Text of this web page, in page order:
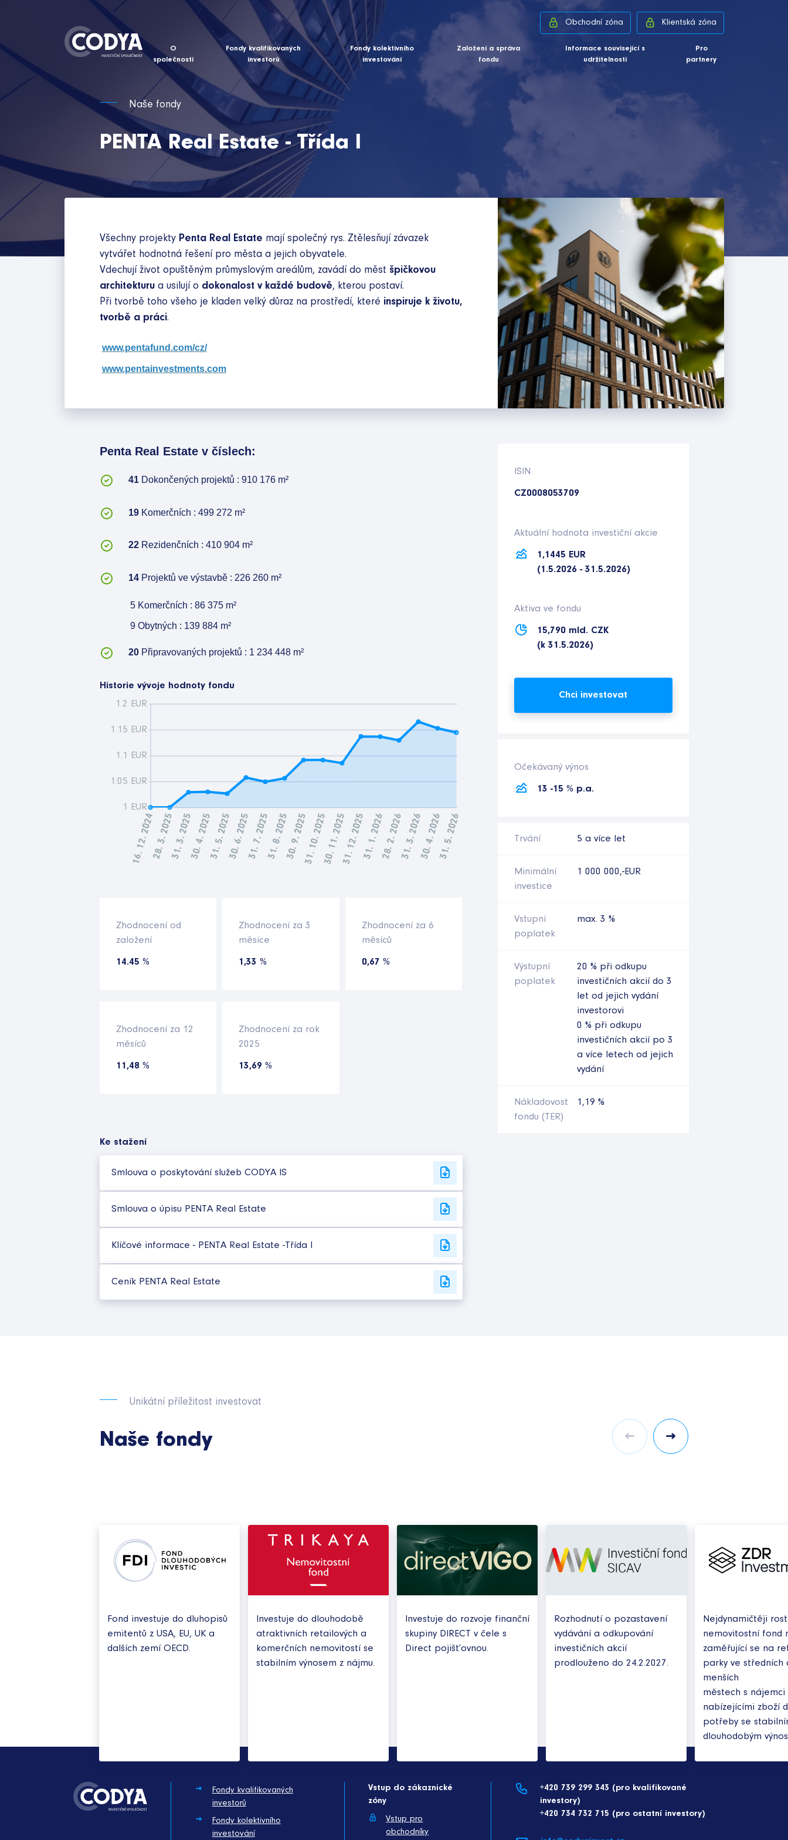
Obchodní zóna Klientská zóna
O
společnosti
Fondy kvalifikovaných
investorů
Fondy kolektivního
investování
Založení a správa
fondu
Informace související s
udržitelností
Pro
partnery
Naše fondy
PENTA Real Estate - Třída I
Všechny projekty Penta Real Estate mají společný rys. Ztělesňují závazek
vytvářet hodnotná řešení pro města a jejich obyvatele.
Vdechují život opuštěným průmyslovým areálům, zavádí do měst špičkovou
architekturua usilují o dokonalost v každé budově, kterou postaví.
Při tvorbě toho všeho je kladen velký důraz na prostředí, které inspiruje k životu,
tvorbě a práci.
www.pentafund.com/cz/
www.pentainvestments.com
Penta Real Estate v číslech:
41Dokončených projektů : 910 176 m²
19Komerčních : 499 272 m²
22Rezidenčních : 410 904 m²
14Projektů ve výstavbě : 226 260 m²
5 Komerčních : 86 375 m²
9 Obytných : 139 884 m²
20Připravovaných projektů : 1 234 448 m²
Historie vývoje hodnoty fondu
Zhodnocení od
založení
14.45 %
Zhodnocení za 3
měsíce
1,33 %
Zhodnocení za 6
měsíců
0,67 %
Zhodnocení za 12
měsíců
11,48 %
Zhodnocení za rok
2025
13,69 %
Ke stažení
Smlouva o poskytování služeb CODYA IS
Smlouva o úpisu PENTA Real Estate
Klíčové informace - PENTA Real Estate -Třída I
Ceník PENTA Real Estate
ISIN
CZ0008053709
Aktuální hodnota investiční akcie
1,1445 EUR
(1.5.2026 - 31.5.2026)
Aktiva ve fondu
15,790 mld. CZK
(k 31.5.2026)
Chci investovat
Očekávaný výnos
13 -15 % p.a.
Trvání 5 a více let
Minimální
investice
1 000 000,-EUR
Vstupní
poplatek
max. 3 %
Výstupní
poplatek
20 % při odkupu
investičních akcií do 3
let od jejich vydání
investorovi
0 % při odkupu
investičních akcií po 3
a více letech od jejich
vydání
Nákladovost
fondu (TER)
1,19 %
Unikátní příležitost investovat
Naše fondy
Fond investuje do dluhopisů
emitentů z USA, EU, UK a
dalších zemí OECD.
Investuje do dlouhodobě
atraktivních retailových a
komerčních nemovitostí se
stabilním výnosem z nájmu.
Investuje do rozvoje finanční
skupiny DIRECT v čele s
Direct pojišťovnou.
Rozhodnutí o pozastavení
vydávání a odkupování
investičních akcií
prodlouženo do 24.2.2027.
Nejdynamičtěji
nemovitostní fond
zaměřující se na
parky ve středních
menších
městech s nájemci
nabízejícími zboží
potřeby se
dlouhodobým
Fondy kvalifikovaných
investorů
Fondy kolektivního
investování
Vstup do zákaznické
zóny
Vstup pro
obchodníky
+420 739 299 343 (pro kvalifikované
investory)
+420 734 732 715 (pro ostatní investory)